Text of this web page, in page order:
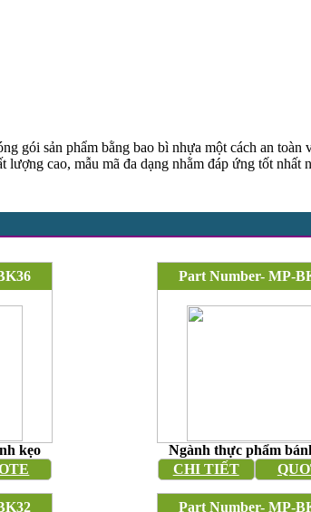
gói sản phẩm bằng bao bì nhựa một cách an
cao, mẫu mã đa dạng nhằm đáp ứng tốt
kẹo
Part Number- MP-
Ngành thực phẩm
CHI TIẾT
Part Number- MP-